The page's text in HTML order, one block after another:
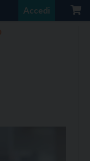
Accedi